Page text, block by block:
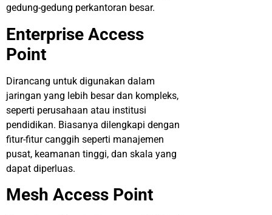
gedung-gedung perkantoran besar.
Enterprise Access
Point
Dirancang untuk digunakan dalam
jaringan yang lebih besar dan kompleks,
seperti perusahaan atau institusi
pendidikan. Biasanya dilengkapi dengan
fitur-fitur canggih seperti manajemen
pusat, keamanan tinggi, dan skala yang
dapat diperluas.
Mesh Access Point